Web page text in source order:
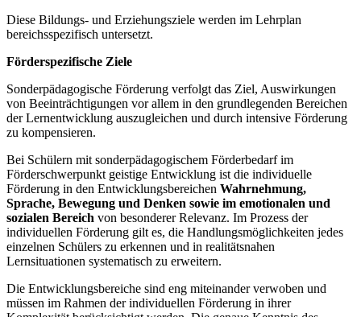
Diese Bildungs- und Erziehungsziele werden im Lehrplan
bereichsspezifisch untersetzt.
Förderspezifische Ziele
Sonderpädagogische Förderung verfolgt das Ziel, Auswirkungen
von Beeinträchtigungen vor allem in den grundlegenden Bereichen
der Lernentwicklung auszugleichen und durch intensive Förderung
zu kompensieren.
Bei Schülern mit sonderpädagogischem Förderbedarf im
Förderschwerpunkt geistige Entwicklung ist die individuelle
Förderung in den Entwicklungsbereichen Wahrnehmung,
Sprache, Bewegung und Denken sowie im emotionalen und
sozialen Bereich von besonderer Relevanz. Im Prozess der
individuellen Förderung gilt es, die Handlungsmöglichkeiten jedes
einzelnen Schülers zu erkennen und in realitätsnahen
Lernsituationen systematisch zu erweitern.
Die Entwicklungsbereiche sind eng miteinander verwoben und
müssen im Rahmen der individuellen Förderung in ihrer